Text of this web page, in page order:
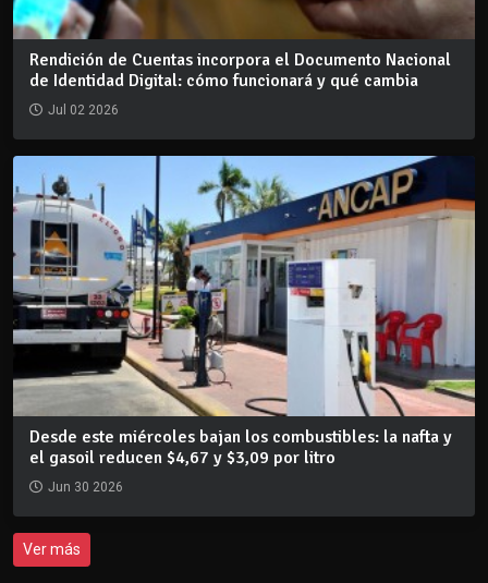
Rendición de Cuentas incorpora el Documento Nacional
de Identidad Digital: cómo funcionará y qué cambia
Jul 02 2026
Desde este miércoles bajan los combustibles: la nafta y
el gasoil reducen $4,67 y $3,09 por litro
Jun 30 2026
Ver más